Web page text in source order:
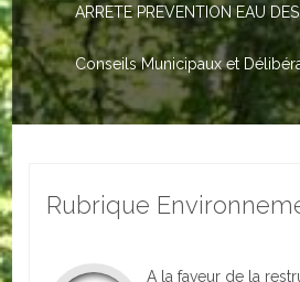
Le PACS
Voter
Bientôt 16 ans
Urbanisme
ARRETE PREVENTION EAU
Conseils Municipaux et
Rubrique
A la faveur de la